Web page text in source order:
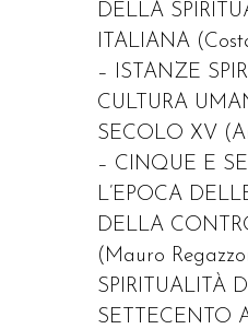
DELLA
ITALIANA
– ISTANZE
CULTURA
SECOLO XV
– CINQUE E
L’EPOCA
DELLA
(Mauro
SPIRITUALITÀ
SETTECENTO